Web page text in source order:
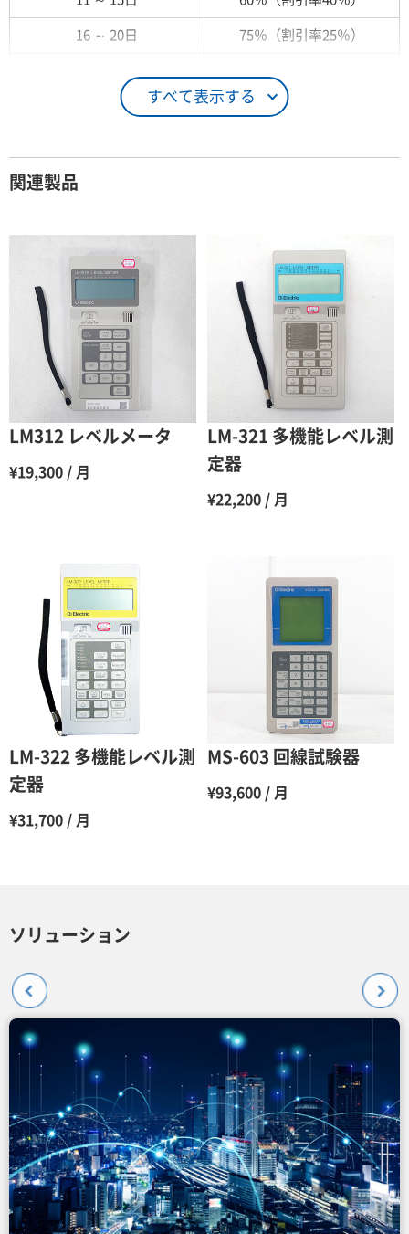
すべて表示する
16 ～ 20日 75％（割引率25％）
26日 ～ 1ヶ月 100％（割引率 0％）
2ヶ月 90％（割引率10％）
3ヶ月 80％（割引率20％）
4ヶ月 75％（割引率25％）
5ヶ月 70％（割引率30％）
6ヶ月 65％（割引率35％）
60％（割引率 40％）
55％（割引率45％）
47％（割引率53％）
12ヶ月 45％（割引率55％）
関連製品
LM312 レベルメータ
¥19,300 / 月
LM-321 多機能レベル測
定器
¥22,200 / 月
LM-322 多機能レベル測
定器
¥31,700 / 月
MS-603 回線試験器
¥93,600 / 月
ソリューション